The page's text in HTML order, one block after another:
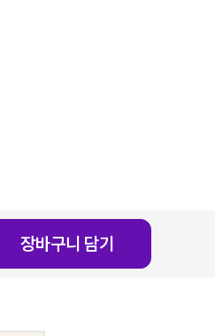
장바구니 담기